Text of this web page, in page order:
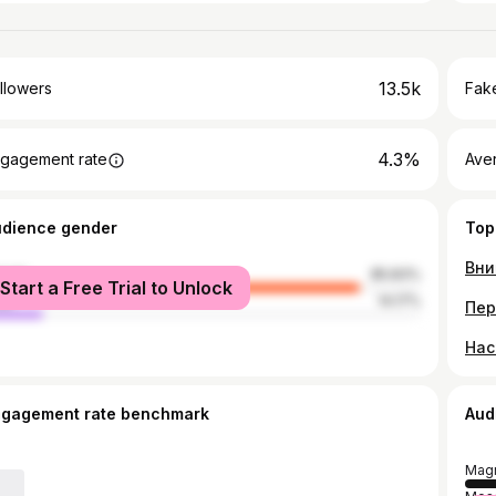
13.5k
rate 4.3%
gender
Start a Free Trial to Unlock
rate benchmark